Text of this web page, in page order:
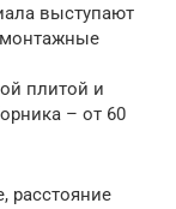
выступают
плитой и
– от 60
расстояние